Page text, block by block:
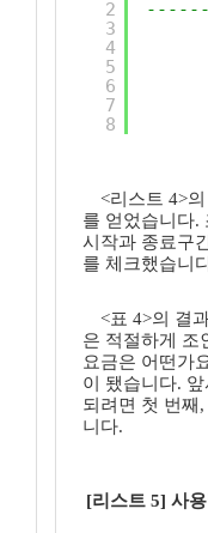
2
3
4
5
6
7
8
<리스트 4>
를 얻었습니다.
시작과 종료구
를 체크했습니
<표 4>의 결
은 적절하게 조
요금은 어떤가
이 됐습니다.
되려면 첫 번째
니다.
[리스트 5] 사